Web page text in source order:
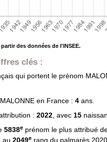
des données de l'INSEE.
clés :
qui portent le prénom
MALONNEen France : 4 ans.
: 2022, avec 15
5838eprénom le plus attribué
au 2049e rang du palmarès 2020.